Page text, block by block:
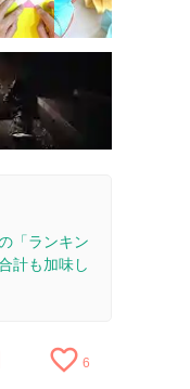
「ランキン
計も加味し
。
favorite_border 6